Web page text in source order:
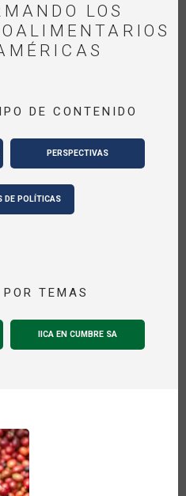
LOS
DE CONTENIDO
PERSPECTIVAS
DE POLÍTICAS
TEMAS
IICA EN CUMBRE SA